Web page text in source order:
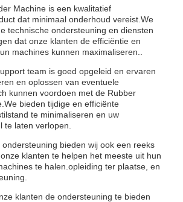
Machine is een kwalitatief
dat minimaal onderhoud vereist.We
technische ondersteuning en diensten
dat onze klanten de efficiëntie en
machines kunnen maximaliseren..
team is goed opgeleid en ervaren
en oplossen van eventuele
kunnen voordoen met de Rubber
bieden tijdige en efficiënte
te minimaliseren en uw
te laten verlopen.
ondersteuning bieden wij ook een reeks
klanten te helpen het meeste uit hun
te halen.opleiding ter plaatse, en
klanten de ondersteuning te bieden